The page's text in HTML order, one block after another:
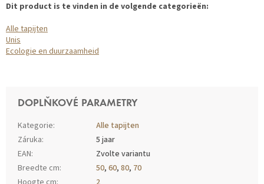
Dit product is te vinden in de volgende categorieën:
Alle tapijten
Unis
Ecologie en duurzaamheid
DOPLŇKOVÉ PARAMETRY
Kategorie:
Alle tapijten
Záruka:
5 jaar
EAN:
Zvolte variantu
Breedte cm: 50, 60, 80, 70